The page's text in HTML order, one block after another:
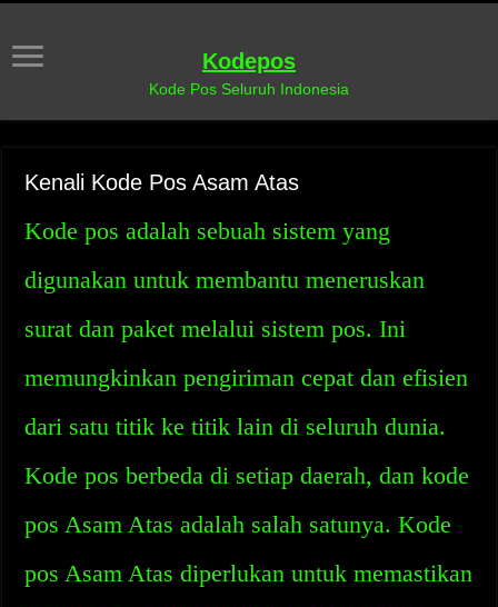
Kodepos
Kode Pos Seluruh Indonesia
Kenali Kode Pos Asam Atas
Kode pos adalah sebuah sistem yang
digunakan untuk membantu meneruskan
surat dan paket melalui sistem pos. Ini
memungkinkan pengiriman cepat dan efisien
dari satu titik ke titik lain di seluruh dunia.
Kode pos berbeda di setiap daerah, dan kode
pos Asam Atas adalah salah satunya. Kode
pos Asam Atas diperlukan untuk memastikan